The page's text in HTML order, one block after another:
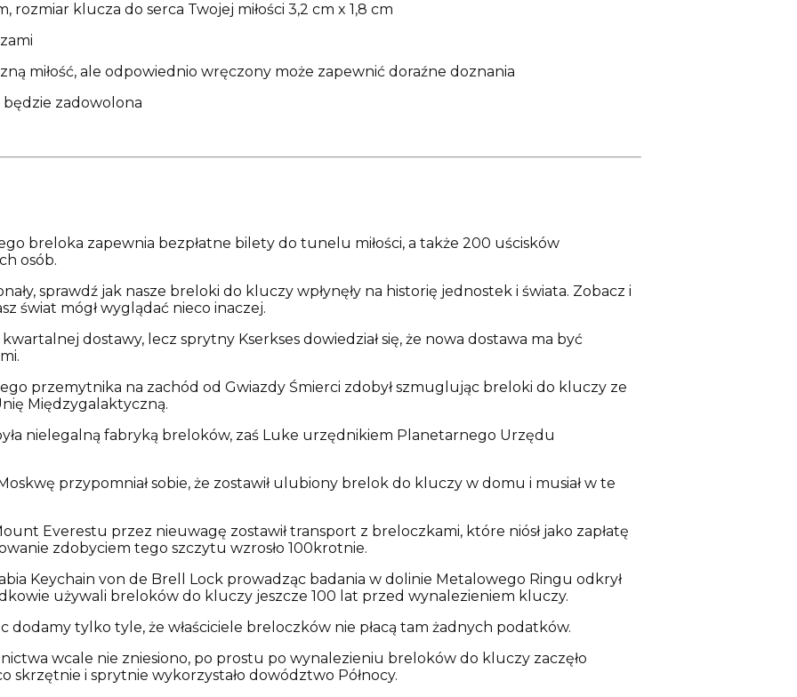
rozmiar klucza do serca Twojej miłości 3,2 cm x 1,8 cm
miłość, ale odpowiednio wręczony może zapewnić doraźne doznania
będzie zadowolona
breloka zapewnia bezpłatne bilety do tunelu miłości, a także 200 uścisków
osób.
sprawdź jak nasze breloki do kluczy wpłynęły na historię jednostek i świata. Zobacz i
świat mógł wyglądać nieco inaczej.
dostawy, lecz sprytny Kserkses dowiedział się, że nowa dostawa ma być
przemytnika na zachód od Gwiazdy Śmierci zdobył szmuglując breloki do kluczy ze
Międzygalaktyczną.
nielegalną fabryką breloków, zaś Luke urzędnikiem Planetarnego Urzędu
przypomniał sobie, że zostawił ulubiony brelok do kluczy w domu i musiał w te
Everestu przez nieuwagę zostawił transport z breloczkami, które niósł jako zapłatę
zdobyciem tego szczytu wzrosło 100krotnie.
Keychain von de Brell Lock prowadząc badania w dolinie Metalowego Ringu odkrył
używali breloków do kluczy jeszcze 100 lat przed wynalezieniem kluczy.
dodamy tylko tyle, że właściciele breloczków nie płacą tam żadnych podatków.
wcale nie zniesiono, po prostu po wynalezieniu breloków do kluczy zaczęło
skrzętnie i sprytnie wykorzystało dowództwo Północy.